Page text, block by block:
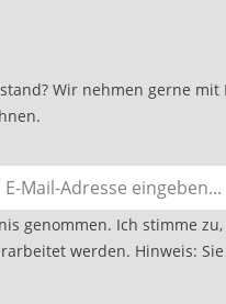
Wir nehmen gerne
genommen. Ich stimme
werden. Hinweis: